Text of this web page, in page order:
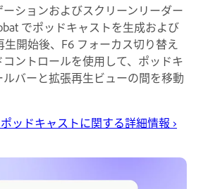
ションおよびスクリーンリーダー
でポッドキャストを生成および
開始後、F6 フォーカス切り替え
ントロールを使用して、ポッドキ
バーと拡張再生ビューの間を移動
ッドキャストに関する詳細情報 ›